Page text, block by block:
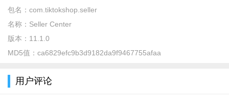
包名： com.tiktokshop.seller
名称： Seller Center
版本： 11.1.0
MD5值： ca6829efc9b3d9182da9f9467755afaa
用户评论